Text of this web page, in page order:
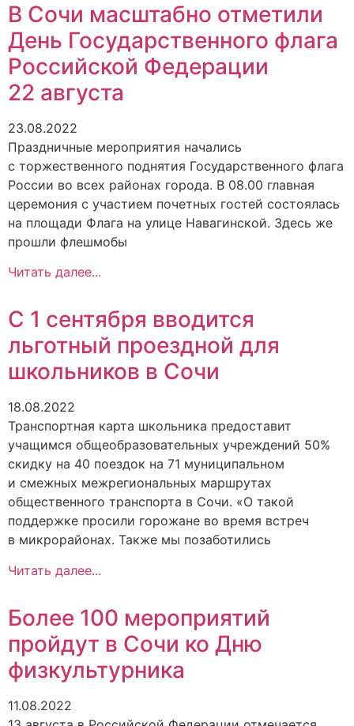
В Сочи масштабно отметили
День Государственного флага
Российской Федерации
22 августа
23.08.2022
Праздничные мероприятия начались
с торжественного поднятия Государственного флага
России во всех районах города. В 08.00 главная
церемония с участием почетных гостей состоялась
на площади Флага на улице Навагинской. Здесь же
прошли флешмобы
Читать далее...
С 1 сентября вводится
льготный проездной для
школьников в Сочи
18.08.2022
Транспортная карта школьника предоставит
учащимся общеобразовательных учреждений 50%
скидку на 40 поездок на 71 муниципальном
и смежных межрегиональных маршрутах
общественного транспорта в Сочи. «О такой
поддержке просили горожане во время встреч
в микрорайонах. Также мы позаботились
Читать далее...
Более 100 мероприятий
пройдут в Сочи ко Дню
физкультурника
11.08.2022